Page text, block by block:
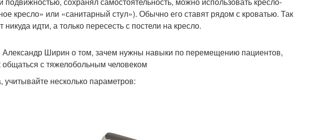
кресло» или «санитарный стул»). Обычно его ставят рядом с кроватью. Так
идти, а только пересесть с постели на кресло.
Ширин о том, зачем нужны навыки по перемещению пациентов,
общаться с тяжелобольным человеком
несколько параметров: